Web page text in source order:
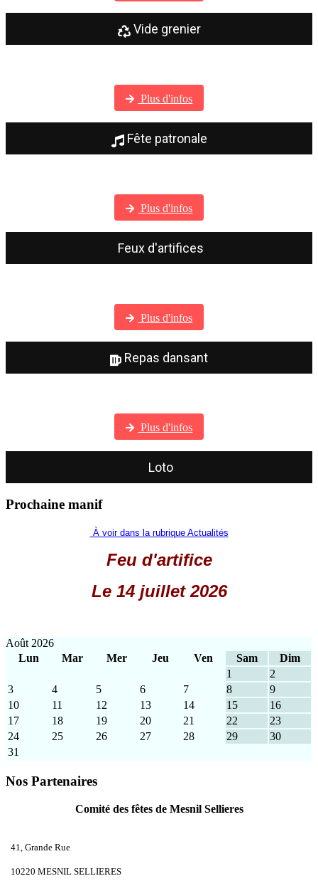
Vide grenier
Plus d'infos
Fête patronale
Plus d'infos
Feux d'artifices
Plus d'infos
Repas dansant
Plus d'infos
Loto
Prochaine manif
À voir dans la rubrique Actualités
Feu d'artifice
Le 14 juillet 2026
Août 2026
Lun
Mar Mer Jeu Ven Sam
Dim
1
2
3
4 5 6 7 8
9
10
11 12 13 14 15
16
17
18 19 20 21 22
23
24
25 26 27 28 29
30
31
Nos Partenaires
Comité des fêtes de Mesnil Sellieres
41, Grande Rue
10220 MESNIL SELLIERES